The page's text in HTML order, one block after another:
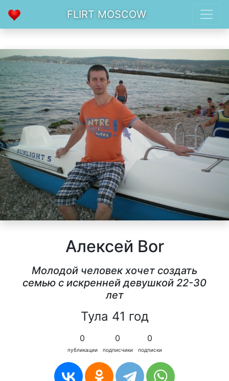
FLIRT MOSCOW
Алексей Bor
Молодой человек хочет создать
семью с искренней девушкой 22-30
лет
Тула 41 год
0
публикации
0
подписчики
0
подписки